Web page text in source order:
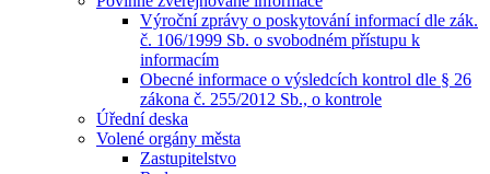
Výroční zprávy o poskytování informací dle zák.
č. 106/1999 Sb. o svobodném přístupu k
informacím
Obecné informace o výsledcích kontrol dle § 26
zákona č. 255/2012 Sb., o kontrole
Úřední deska
Volené orgány města
Zastupitelstvo